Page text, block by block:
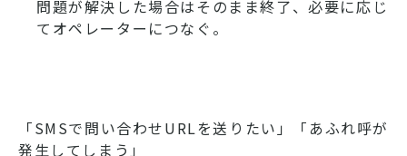
問題が解決した場合はそのまま終了、必要に応じ
てオペレーターにつなぐ。
「SMSで問い合わせURLを送りたい」「あふれ呼が
発生してしまう」